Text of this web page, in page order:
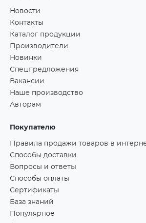
Новости
Контакты
Каталог продукции
Производители
Новинки
Спецпредложения
Вакансии
Наше производство
Авторам
Покупателю
Правила продажи товаров в
Способы доставки
Вопросы и ответы
Способы оплаты
Сертификаты
База знаний
Популярное